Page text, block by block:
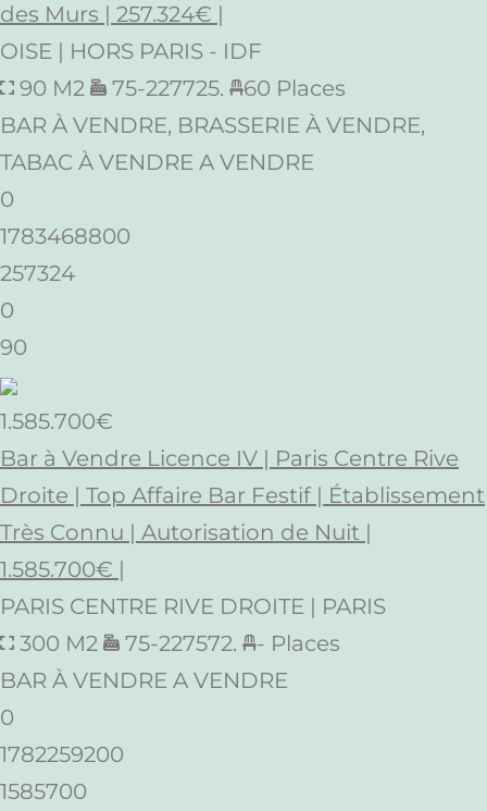
des Murs | 257.324€ |
OISE | HORS PARIS - IDF
90 M2
75-227725.
60 Places
BAR À VENDRE, BRASSERIE À VENDRE,
TABAC À VENDRE A VENDRE
0
1783468800
257324
0
90
1.585.700€
Bar à Vendre Licence IV | Paris Centre Rive
Droite | Top Affaire Bar Festif | Établissement
Très Connu | Autorisation de Nuit |
1.585.700€ |
PARIS CENTRE RIVE DROITE | PARIS
300 M2
75-227572.
- Places
BAR À VENDRE A VENDRE
0
1782259200
1585700